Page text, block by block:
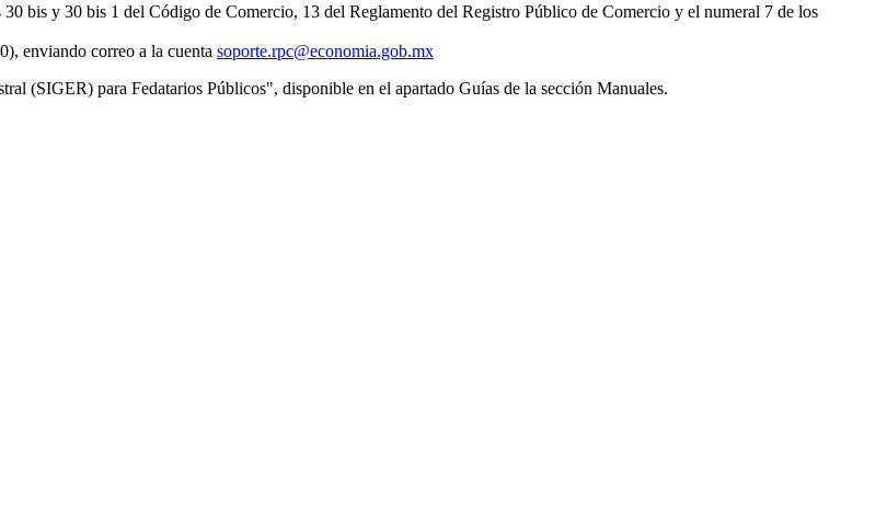
bis y 30 bis 1 del Código de Comercio, 13 del Reglamento del Registro Público de Comercio y el numeral 7 de los
enviando correo a la cuenta soporte.rpc@economia.gob.mx
(SIGER) para Fedatarios Públicos", disponible en el apartado Guías de la sección Manuales.